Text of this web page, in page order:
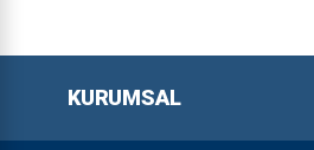
KURUMSAL